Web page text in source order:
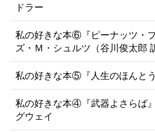
ドラー
私の好きな本⑥『ピーナッツ・
ズ・Ｍ・シュルツ（谷川俊太郎
私の好きな本⑤『人生のほんと
私の好きな本④『武器よさらば
グウェイ